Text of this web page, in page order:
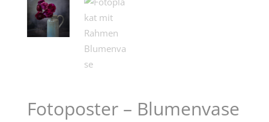
Fotoposter – Blumenvase